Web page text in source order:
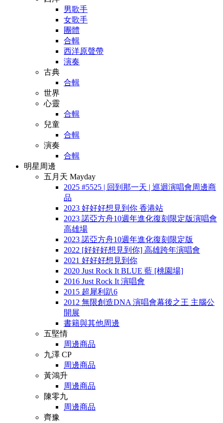
男歌手
女歌手
團體
合輯
西洋原聲帶
演奏
古典
合輯
世界
心靈
合輯
兒童
合輯
演奏
合輯
明星周邊
五月天 Mayday
2025 #5525 | 回到那一天 | 巡迴演唱會周邊商
品
2023 好好好想見到你 香港站
2023 諾亞方舟10週年進化復刻限定版演唱會
高雄場
2023 諾亞方舟10週年進化復刻限定版
2022 [好好好想見到你] 高雄跨年演唱會
2021 好好好想見到你
2020 Just Rock It BLUE 藍 [桃園場]
2016 Just Rock It 演唱會
2015 超犀利趴6
2012 無限創造DNA 演唱會幕後之王 主腦公
開展
書籍與其他周邊
五堅情
周邊商品
九澤 CP
周邊商品
黃鴻升
周邊商品
陳零九
周邊商品
齊豫